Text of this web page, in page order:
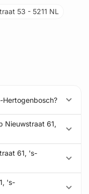
53 - 5211 NL
Hertogenbosch?
Nieuwstraat 61,
61, 's-
's-